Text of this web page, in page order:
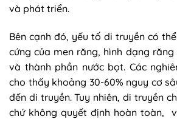
và phát triển.
Bên cạnh đó, yếu tố di truyền có
cứng của men răng, hình dạng răng
và thành phần nước bọt. Các
cho thấy khoảng 30-60% nguy cơ
đến di truyền. Tuy nhiên, di truyền
chứ không quyết định hoàn toàn,